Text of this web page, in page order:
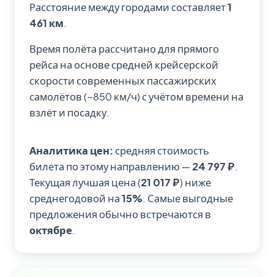
Расстояние между городами составляет1
461 км.
Время полёта рассчитано для прямого
рейса на основе средней крейсерской
скорости современных пассажирских
самолётов (~850 км/ч) с учётом времени на
взлёт и посадку.
Аналитика цен: средняя стоимость
билета по этому направлению — 24 797 ₽.
Текущая лучшая цена (21 017 ₽) ниже
среднегодовой на15%. Самые выгодные
предложения обычно встречаются в
октябре.